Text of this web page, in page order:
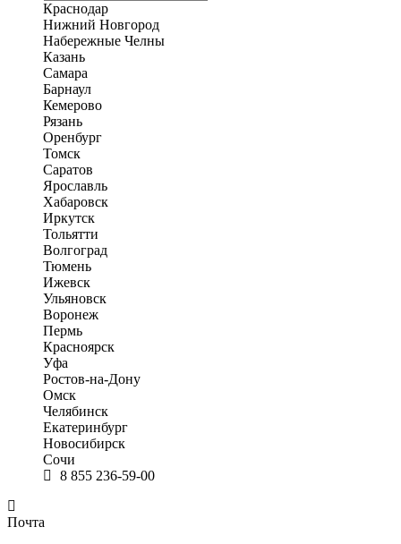
Краснодар
Нижний Новгород
Набережные Челны
Казань
Самара
Барнаул
Кемерово
Рязань
Оренбург
Томск
Саратов
Ярославль
Хабаровск
Иркутск
Тольятти
Волгоград
Тюмень
Ижевск
Ульяновск
Воронеж
Пермь
Красноярск
Уфа
Ростов-на-Дону
Омск
Челябинск
Екатеринбург
Новосибирск
Сочи
8 855 236-59-00
Почта